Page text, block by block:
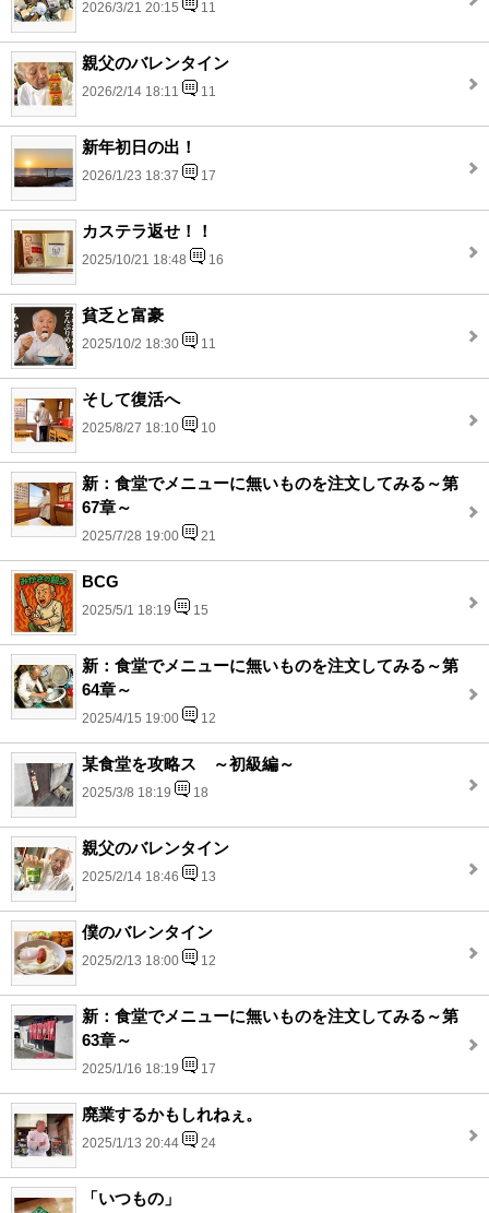
2026/3/21 20:15 11
親父のバレンタイン
2026/2/14 18:11 11
新年初日の出！
2026/1/23 18:37 17
カステラ返せ！！
2025/10/21 18:48 16
貧乏と富豪
2025/10/2 18:30 11
そして復活へ
2025/8/27 18:10 10
新：食堂でメニューに無いものを注文してみる～第
67章～
2025/7/28 19:00 21
BCG
2025/5/1 18:19 15
新：食堂でメニューに無いものを注文してみる～第
64章～
2025/4/15 19:00 12
某食堂を攻略ス ～初級編～
2025/3/8 18:19 18
親父のバレンタイン
2025/2/14 18:46 13
僕のバレンタイン
2025/2/13 18:00 12
新：食堂でメニューに無いものを注文してみる～第
63章～
2025/1/16 18:19 17
廃業するかもしれねぇ。
2025/1/13 20:44 24
「いつもの」